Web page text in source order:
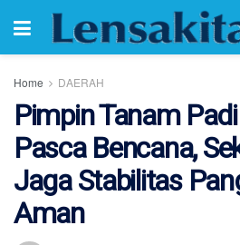
Home DAERAH
Pimpin Tanam
Pasca Bencana,
Jaga Stabilitas
Aman